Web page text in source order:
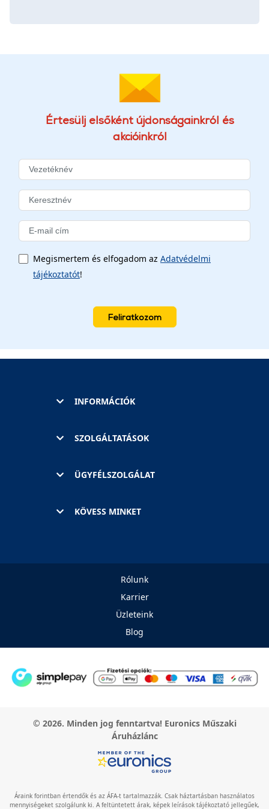
Értesülj elsőként újdonságainkról és
akcióinkról
Megismertem és elfogadom az Adatvédelmi
tájékoztatót!
Feliratkozom
INFORMÁCIÓK
SZOLGÁLTATÁSOK
ÜGYFÉLSZOLGÁLAT
KÖVESS MINKET
Rólunk
Karrier
Üzleteink
Blog
© 2026. Minden jog fenntartva! Euronics Műszaki
Áruházlánc
Áraink forintban értendők és az ÁFA-t tartalmazzák. Csak háztartásban használatos
mennyiségeket szolgálunk ki. A feltüntetett árak, képek leírások tájékoztató jellegűek,